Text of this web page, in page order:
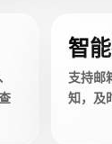
智
支持邮
知，及